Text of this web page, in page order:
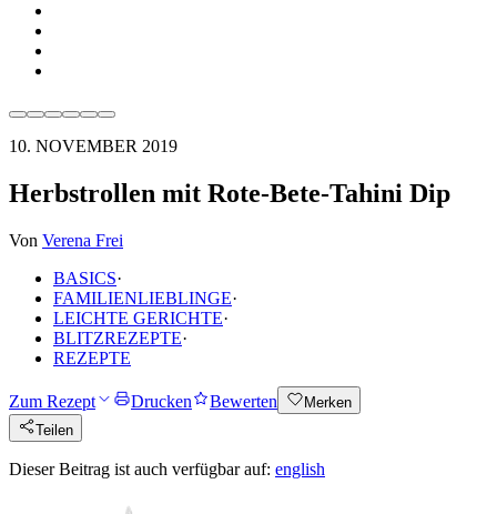
10. NOVEMBER 2019
Herbstrollen mit Rote-Bete-Tahini Dip
Von Verena Frei
BASICS·
FAMILIENLIEBLINGE·
LEICHTE GERICHTE·
BLITZREZEPTE·
REZEPTE
Zum Rezept Drucken Bewerten
Merken
Teilen
Dieser Beitrag ist auch verfügbar auf: english